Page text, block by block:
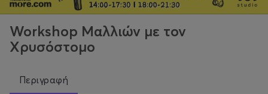
Workshop Μαλλιών με τον
Χρυσόστομο
Περιγραφή